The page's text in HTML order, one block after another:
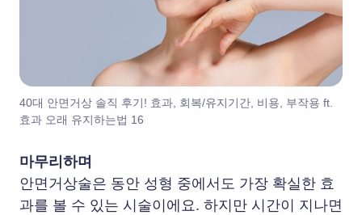
40대 안면거상 솔직 후기! 효과, 회복/유지기간, 비용, 부작용 ft.
효과 오래 유지하는법 16
마무리하며
안면거상술은 동안 성형 중에서도 가장 확실한 효
과를 볼 수 있는 시술이에요. 하지만 시간이 지나면